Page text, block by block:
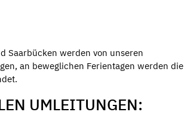
Saarbücken werden von unseren
an beweglichen Ferientagen werden die
UMLEITUNGEN: